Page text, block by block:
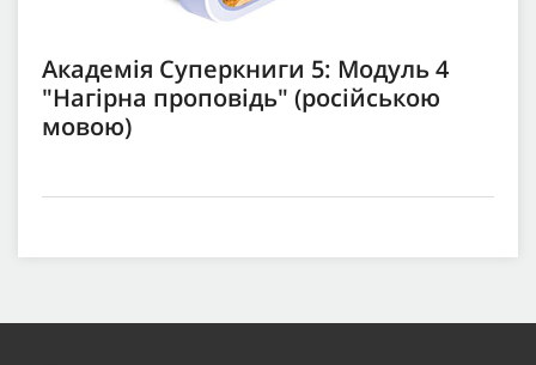
Академія Суперкниги 5: Модуль 4
"Нагірна проповідь" (російською
мовою)